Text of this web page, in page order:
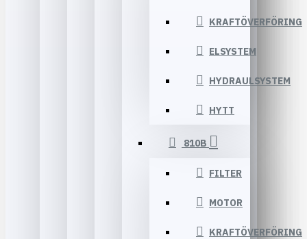
KRAFTÖVERFÖRING
ELSYSTEM
HYDRAULSYSTEM
HYTT
810B
FILTER
MOTOR
KRAFTÖVERFÖRING